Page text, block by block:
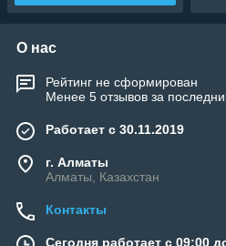
О нас
Рейтинг не сформирован
Менее 5 отзывов за
Работает с 30.11.2019
г. Алматы
Алматы, Казахстан
Контакты
Сегодня работает с 09:00